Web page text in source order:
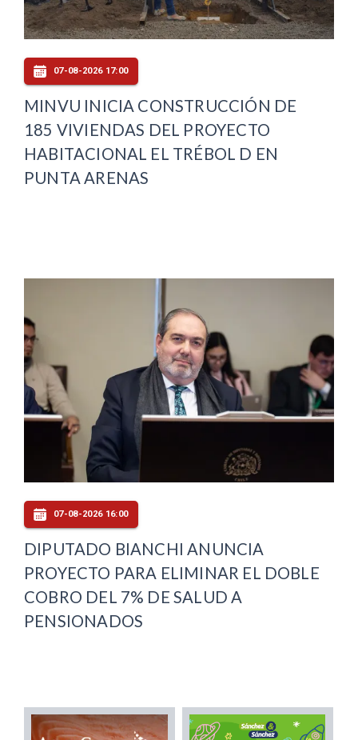
07-08-2026 17:00
MINVU INICIA CONSTRUCCIÓN DE
185 VIVIENDAS DEL PROYECTO
HABITACIONAL EL TRÉBOL D EN
PUNTA ARENAS
07-08-2026 16:00
DIPUTADO BIANCHI ANUNCIA
PROYECTO PARA ELIMINAR EL DOBLE
COBRO DEL 7% DE SALUD A
PENSIONADOS